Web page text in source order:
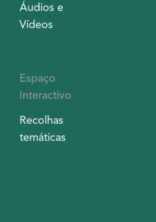
Áudios e
Vídeos
Espaço
Interactivo
Recolhas
temáticas